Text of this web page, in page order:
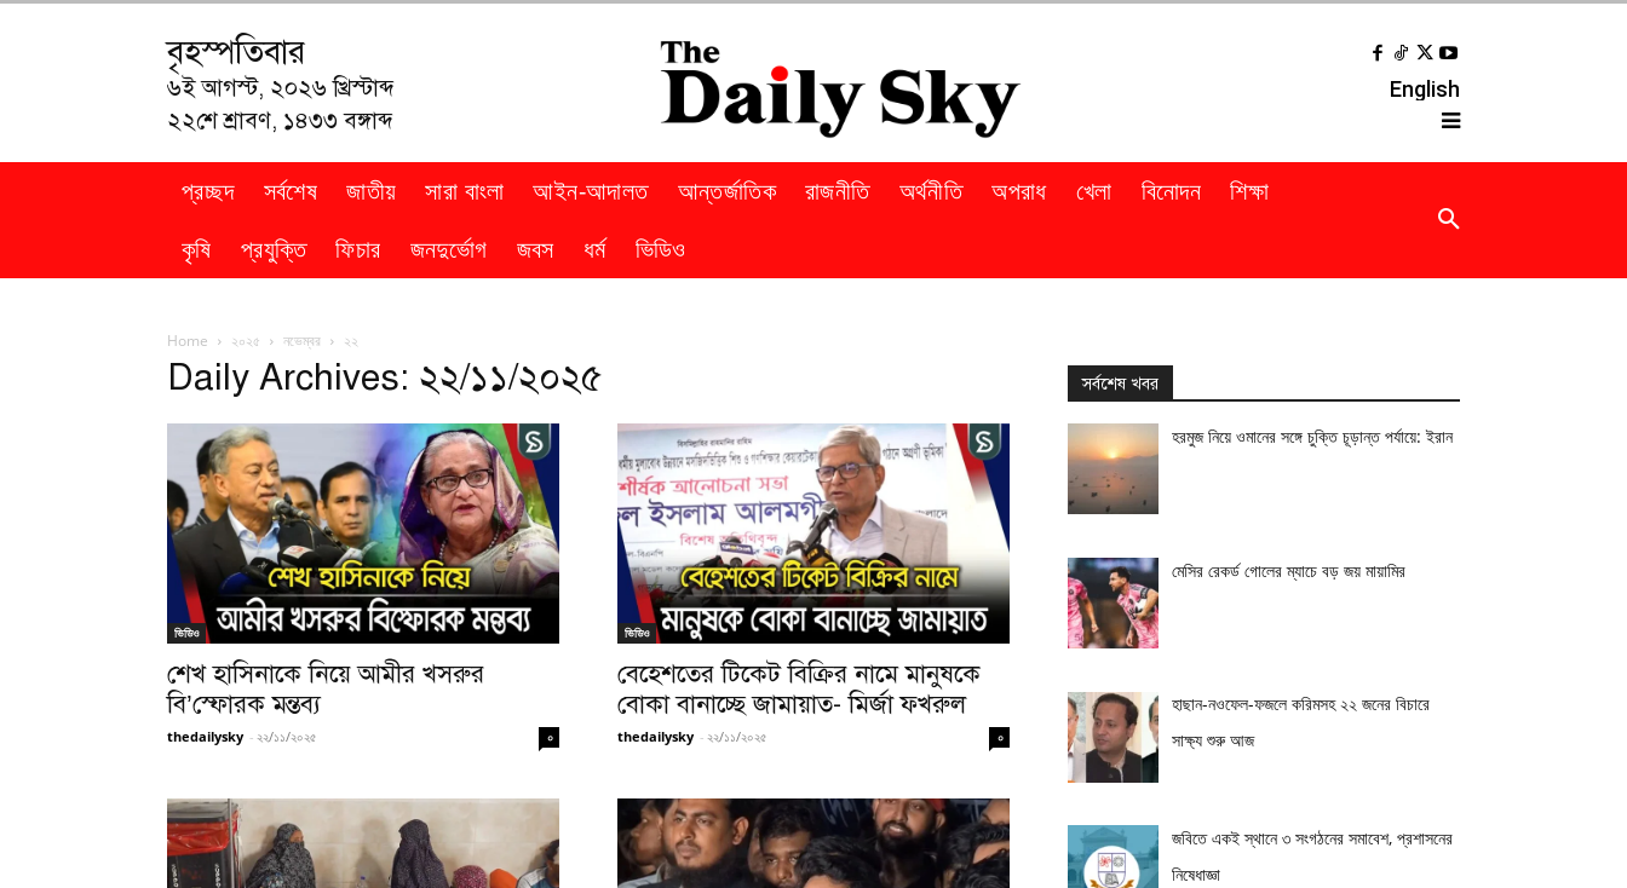
বৃহস্পতিবার
৬ই আগস্ট, ২০২৬ খ্রিস্টাব্দ
২২শে শ্রাবণ, ১৪৩৩ বঙ্গাব্দ
English
প্রচ্ছদ সর্বশেষ জাতীয় সারা বাংলা আইন-আদালত আন্তর্জাতিক রাজনীতি অর্থনীতি অপরাধ খেলা বিনোদন
শিক্ষা
কৃষি
প্রযুক্তি ফিচার জনদুর্ভোগ জবস ধর্ম ভিডিও
Home ২০২৫ নভেম্বর ২২
Daily Archives: ২২/১১/২০২৫
ভিডিও
শেখ হাসিনাকে নিয়ে আমীর খসরুর
বি’স্ফোরক মন্তব্য
thedailysky - ২২/১১/২০২৫ ০
ভিডিও
বেহেশতের টিকেট বিক্রির নামে মানুষকে
বোকা বানাচ্ছে জামায়াত- মির্জা ফখরুল
thedailysky - ২২/১১/২০২৫ ০
সর্বশেষ খবর
হরমুজ নিয়ে ওমানের সঙ্গে চুক্তি চূড়ান্ত পর্যায়ে: ইরান
মেসির রেকর্ড গোলের ম্যাচে বড় জয় মায়ামির
হাছান-নওফেল-ফজলে করিমসহ ২২ জনের বিচারে
সাক্ষ্য শুরু আজ
জবিতে একই স্থানে ৩ সংগঠনের সমাবেশ, প্রশাসনের
নিষেধাজ্ঞা